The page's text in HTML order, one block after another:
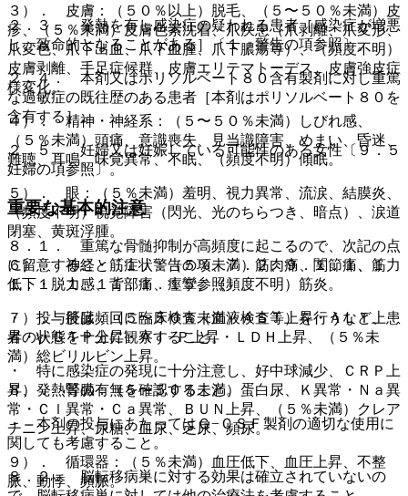
２．３． 発熱を有し感染症の疑われる患者［感染症が増悪
し、致命的となることがある］〔１．警告の項参照〕。
２．４． 本剤又はポリソルベート８０含有製剤に対し重篤
な過敏症の既往歴のある患者［本剤はポリソルベート８０を
含有する］。
２．５． 妊婦又は妊娠している可能性のある女性〔９．５
妊婦の項参照〕。
重要な基本的注意
８．１． 重篤な骨髄抑制が高頻度に起こるので、次記の点
に留意すること〔１．警告の項、７．２、９．１．１、１
１．１．１、１１．１．１５参照〕。
・ 投与後は頻回に臨床検査（血液検査等）を行うなど、患
者の状態を十分に観察すること。
・ 特に感染症の発現に十分注意し、好中球減少、ＣＲＰ上
昇、発熱等の有無を確認すること。
・ 本剤の投与にあたってはＧ−ＣＳＦ製剤の適切な使用に
関しても考慮すること。
８．２． 脳転移病巣に対する効果は確立されていないの
３）． 皮膚：（５０％以上）脱毛、（５〜５０％未満）皮
疹、（５％未満）皮膚色素沈着、爪疾患（爪剥離、爪変形、
爪変色、爪下出血、爪下血腫、爪下膿瘍等）、（頻度不明）
皮膚剥離、手足症候群、皮膚エリテマトーデス、皮膚強皮症
様変化。
４）． 精神・神経系：（５〜５０％未満）しびれ感、
（５％未満）頭痛、意識喪失、見当識障害、めまい、昏迷、
難聴、耳鳴、味覚異常、不眠、（頻度不明）傾眠。
５）． 眼：（５％未満）羞明、視力異常、流涙、結膜炎、
（頻度不明）視覚障害（閃光、光のちらつき、暗点）、涙道
閉塞、黄斑浮腫。
６）． 神経・筋症状：（５％未満）筋肉痛、関節痛、筋力
低下・脱力感、背部痛、痙攣、（頻度不明）筋炎。
７）． 肝臓：（５〜５０％未満）ＡＳＴ上昇・ＡＬＴ上
昇・γ−ＧＴＰ上昇・Ａｌ−Ｐ上昇・ＬＤＨ上昇、（５％未
満）総ビリルビン上昇。
８）． 腎臓：（５〜５０％未満）蛋白尿、Ｋ異常・Ｎａ異
常・Ｃｌ異常・Ｃａ異常、ＢＵＮ上昇、（５％未満）クレア
チニン上昇、尿糖、血尿、乏尿、頻尿。
９）． 循環器：（５％未満）血圧低下、血圧上昇、不整
脈、動悸、頻脈。